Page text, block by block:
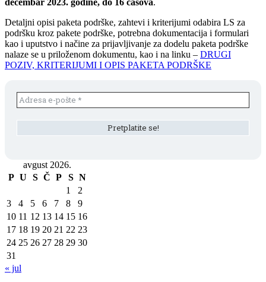
Detaljni opisi paketa podrške, zahtevi i kriterijumi odabira LS za
podršku kroz pakete podrške, potrebna dokumentacija i formulari
kao i uputstvo i načine za prijavljivanje za dodelu paketa podrške
nalaze se u priloženom dokumentu, kao i na linku – DRUGI
POZIV, KRITERIJUMI I OPIS PAKETA PODRŠKE
avgust 2026.
P U S Č P S N
1
2
3
4 5 6 7 8
9
10 11 12 13 14 15 16
17 18 19 20 21 22 23
24 25 26 27 28 29 30
31
« jul